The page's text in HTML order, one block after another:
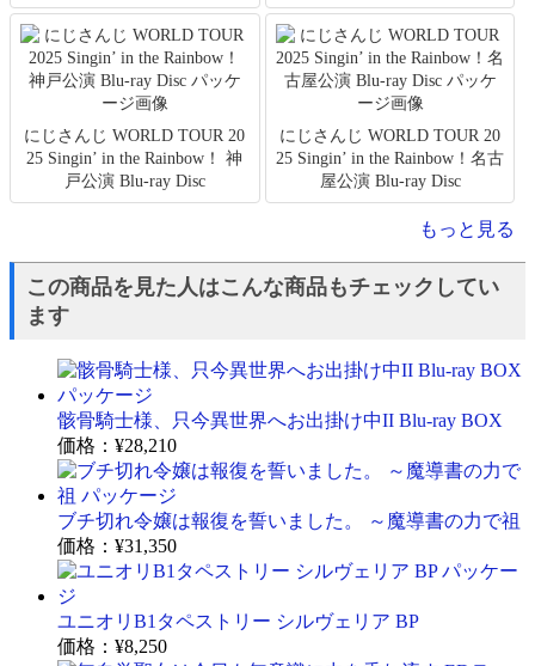
にじさんじ WORLD TOUR 20
25 Singin’ in the Rainbow！ 神
戸公演 Blu-ray Disc
にじさんじ WORLD TOUR 20
25 Singin’ in the Rainbow！名古
屋公演 Blu-ray Disc
もっと見る
この商品を見た人はこんな商品もチェックしてい
ます
骸骨騎士様、只今異世界へお出掛け中II Blu-ray BOX
価格： ¥28,210
ブチ切れ令嬢は報復を誓いました。 ～魔導書の力で祖
価格： ¥31,350
ユニオリB1タペストリー シルヴェリア BP
価格： ¥8,250